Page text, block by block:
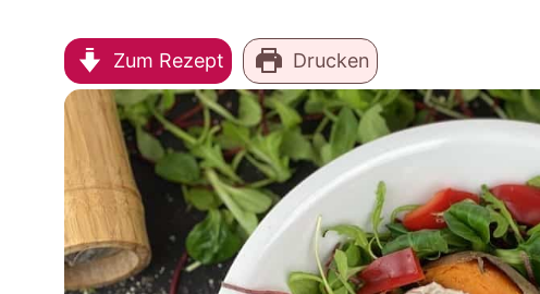
Zum Rezept Drucken